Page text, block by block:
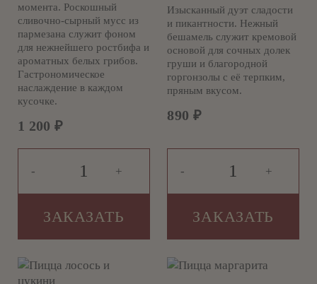
1 200 ₽
момента. Роскошный
сливочно-сырный мусс из
пармезана служит фоном
для нежнейшего ростбифа и
ароматных белых грибов.
Гастрономическое
наслаждение в каждом
кусочке.
- +
ЗАКАЗАТЬ
890 ₽
Изысканный дуэт сладости
и пикантности. Нежный
бешамель служит кремовой
основой для сочных долек
груши и благородной
горгонзолы с её терпким,
пряным вкусом.
- +
ЗАКАЗАТЬ